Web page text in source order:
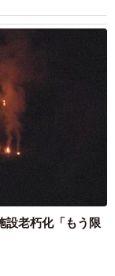
老朽化「もう限